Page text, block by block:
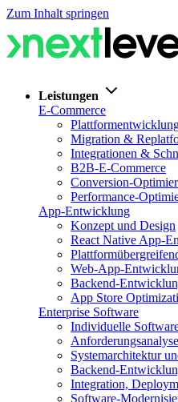
Zum Inhalt springen
Leistungen
E-Commerce
Migration &
Integrationen &
B2B-E-Commerce
Conversion-
Performance-
App-Entwicklung
Konzept und Design
React Native App-
Web-App-
Backend-
App Store
Enterprise Software
Individuelle
Systemarchitektur
Backend-
Integration,
Software-